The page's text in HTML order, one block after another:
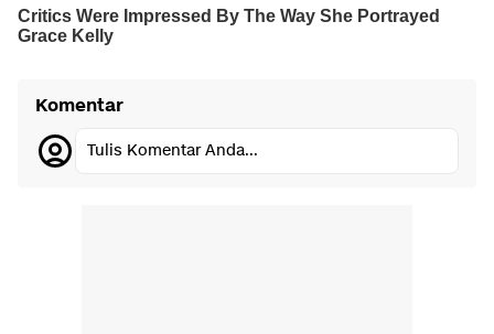
Komentar
Tulis Komentar Anda...